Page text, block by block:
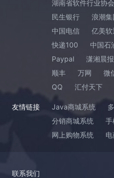
湖南省软件行业协会
民生银行
浪潮集
中国电信
亿美软
快递100
中国石
Paypal
潇湘晨报
顺丰
万网 微
QQ
汇付天下
友情链接 Java商城系统
分销商城系统
手
网上购物系统
联系我们